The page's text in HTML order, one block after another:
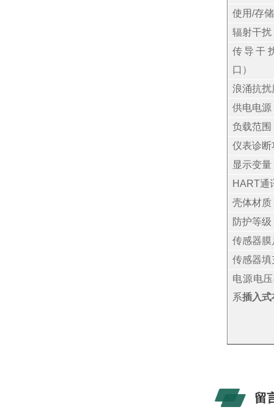
使用/存
辐射干
传导干
口）
浪涌抗扰
供电电源
负载范围
仪表诊断
显示变量
HART通
壳体材质
防护等级
传感器膜
传感器填
电源电
系插入式
留